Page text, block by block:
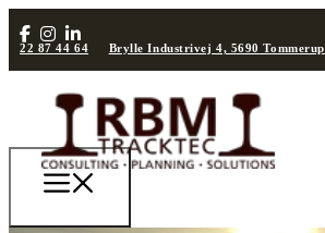
22 87 44 64 Brylle Industrivej 4, 5690 Tommerup